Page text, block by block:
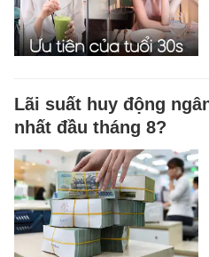
Lãi suất huy động
nhất đầu tháng 8?